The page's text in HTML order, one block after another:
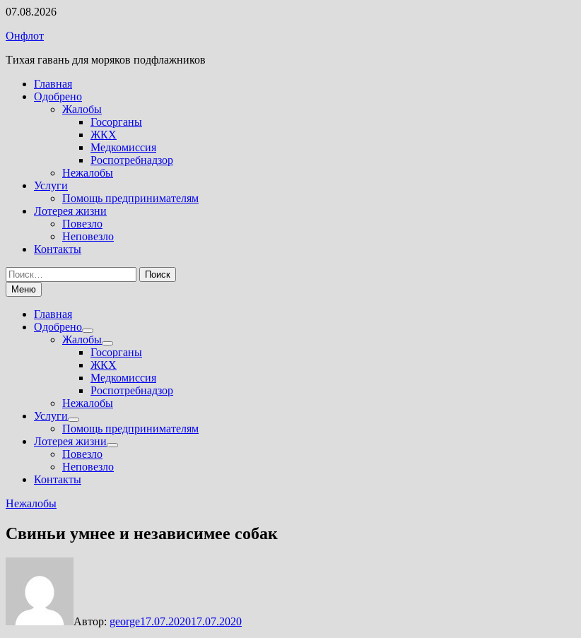
Перейти
содержимому
07.08.2026
Онфлот
Тихая гавань для моряков подфлажников
Главная
Одобрено
Жалобы
Госорганы
ЖКХ
Медкомиссия
Роспотребнадзор
Нежалобы
Услуги
Помощь предпринимателям
Лотерея жизни
Повезло
Неповезло
Контакты
Найти:
Меню
Главная
Одобрено
Показать
подменю
Жалобы
Показать
подменю
Госорганы
ЖКХ
Медкомиссия
Роспотребнадзор
Нежалобы
Услуги
Показать
подменю
Помощь предпринимателям
Лотерея жизни
Показать
Повезло
Неповезло
Контакты
Нежалобы
Свиньи умнее и независимее собак
Автор: george17.07.202017.07.2020